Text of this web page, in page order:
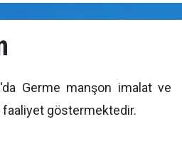
Germe manşon imalat ve
göstermektedir.